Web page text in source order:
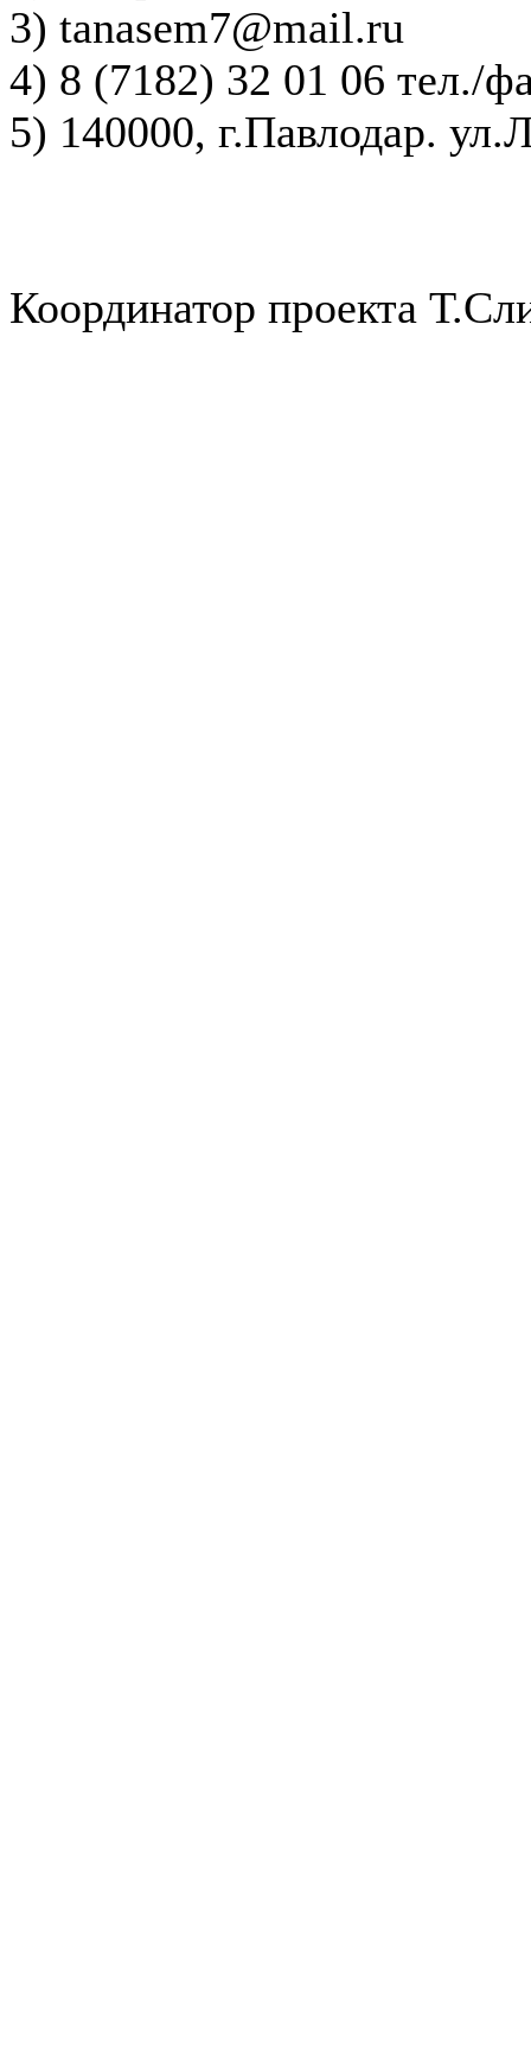
3) tanasem7@mail.ru
4) 8 (7182) 32 01 06 тел./
5) 140000, г.Павлодар.
Координатор проекта